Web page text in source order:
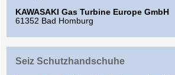
KAWASAKI Gas Turbine Europe GmbH
61352 Bad Homburg
Seiz Schutzhandschuhe